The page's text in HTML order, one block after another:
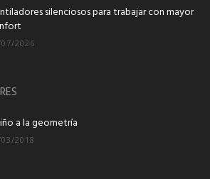
silenciosos para trabajar con mayor
2026
a la geometría
2018